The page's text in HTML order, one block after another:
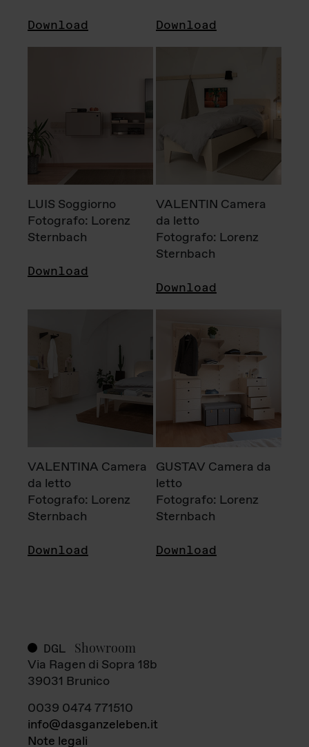
Download Download
LUIS Soggiorno
Fotografo: Lorenz
Sternbach
Download
VALENTIN Camera
da letto
Fotografo: Lorenz
Sternbach
Download
VALENTINA Camera
da letto
Fotografo: Lorenz
Sternbach
Download
GUSTAV Camera da
letto
Fotografo: Lorenz
Sternbach
Download
DGL Showroom
Via Ragen di Sopra 18b
39031 Brunico
0039 0474 771510
info@dasganzeleben.it
Note legali